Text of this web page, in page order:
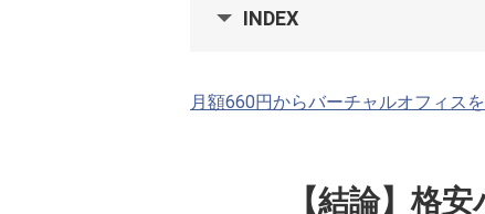
INDEX
月額660円からバーチャルオフィス
【結論】格